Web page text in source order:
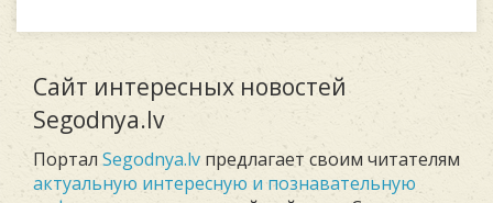
Сайт интересных новостей
Segodnya.lv
Портал Segodnya.lv предлагает своим читателям
актуальную интересную и познавательную